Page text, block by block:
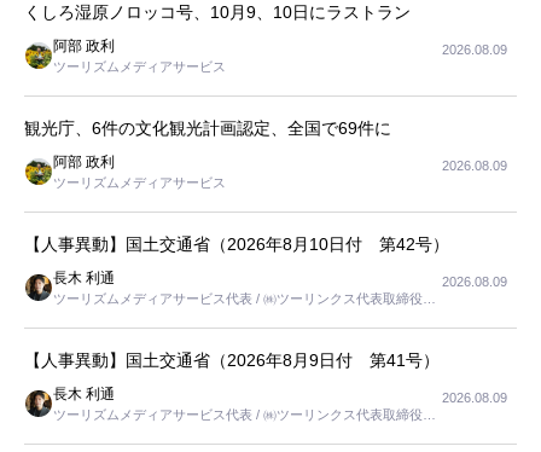
くしろ湿原ノロッコ号、10月9、10日にラストラン
阿部 政利
ツーリズムメディアサービス
2026.08.09
観光庁、6件の文化観光計画認定、全国で69件に
阿部 政利
ツーリズムメディアサービス
2026.08.09
【人事異動】国土交通省（2026年8月10日付 第42号）
長木 利通
ツーリズムメディアサービス代表 / ㈱ツーリンクス代表取締役社
2026.08.09
【人事異動】国土交通省（2026年8月9日付 第41号）
長木 利通
ツーリズムメディアサービス代表 / ㈱ツーリンクス代表取締役社
2026.08.09